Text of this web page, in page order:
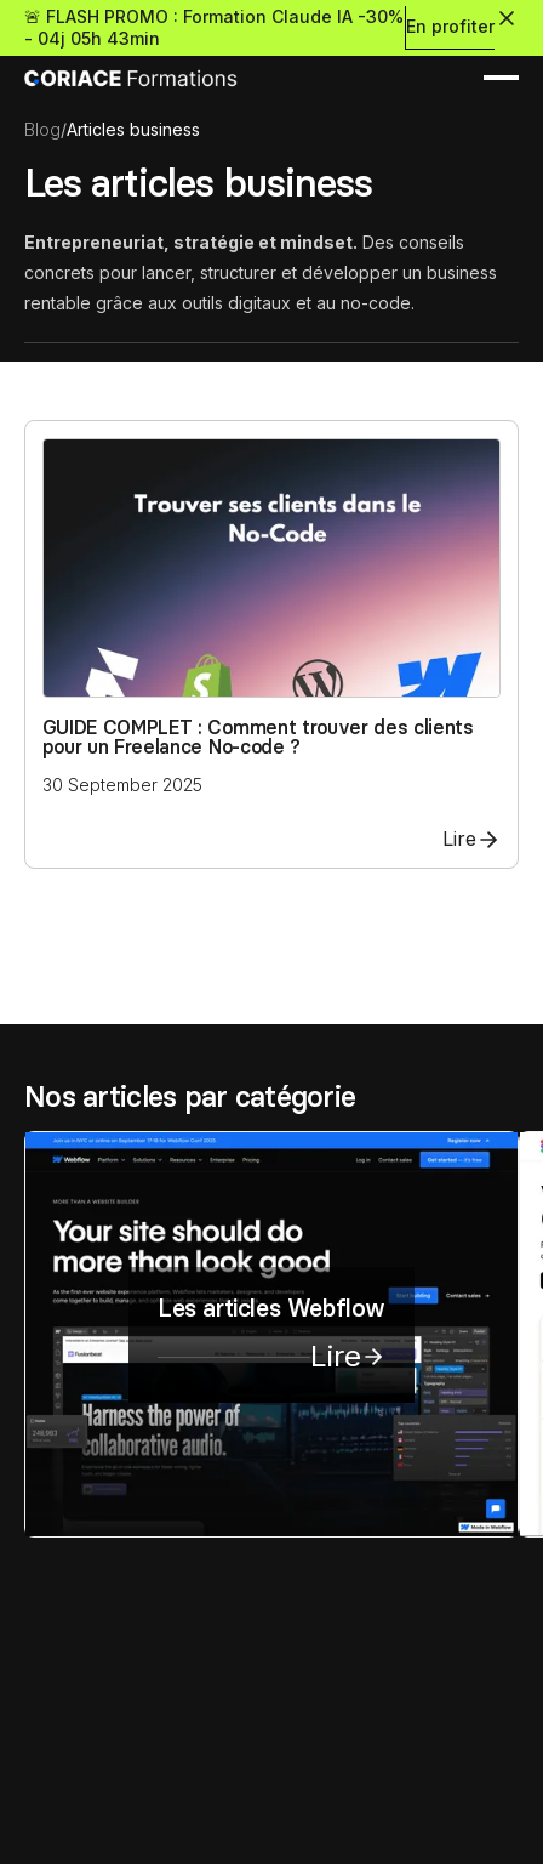
🚨 FLASH PROMO : Formation Claude IA -30%
- 04j 05h 43min
En profiter
Ressources Premium
Formations
Pour découvrir le no-
Composants
Nos meilleurs
Lexique No-code
Nouveau
Retour À propos
L'équipe
Devenir affilié(e)
L'agence
Blog/Articles business
Les articles business
Entrepreneuriat, stratégie et mindset. Des conseils
concrets pour lancer, structurer et développer un business
rentable grâce aux outils digitaux et au no-code.
GUIDE COMPLET : Comment trouver des clients
pour un Freelance No-code ?
30 September 2025
Lire
Nos articles par catégorie
Les articles Webflow
Lire